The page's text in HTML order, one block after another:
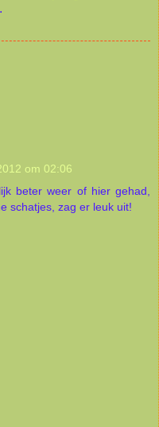
om 02:06
beter weer of hier gehad,
schatjes, zag er leuk uit!